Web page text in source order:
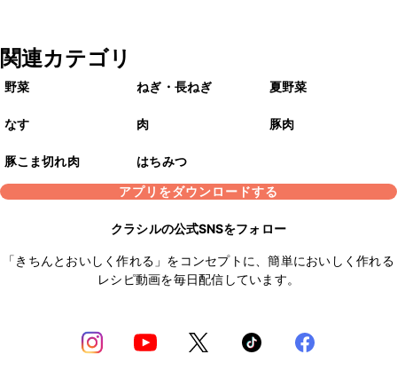
関連カテゴリ
野菜 ねぎ・長ねぎ 夏野菜
なす 肉 豚肉
豚こま切れ肉
はちみつ
アプリをダウンロードする
クラシルの公式SNSをフォロー
「きちんとおいしく作れる」をコンセプトに、簡単においしく作れる
レシピ動画を毎日配信しています。